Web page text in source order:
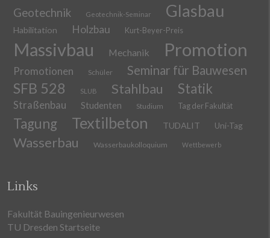
Geotechnik Geotechnik-Seminar Glasbau
Habilitation Holzbau Kurt-Beyer-Preis
Massivbau Mechanik Promotion
Promotionen Schüler Seminar für Bauwesen
SFB 528 SLUB Stahlbau Statik
Straßenbau Studenten Studium Tag der Fakultät
Tagung Textilbeton TUDALIT Uni-Tag
Wasserbau Wasserbaukolloquium Wettbewerb
Links
Fakultät Bauingenieurwesen
TU Dresden Startseite